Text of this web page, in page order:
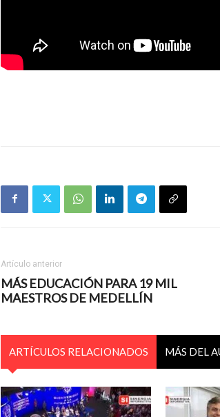
Artículo anterior
MÁS EDUCACIÓN PARA 19 MIL
MAESTROS DE MEDELLÍN
ARTÍCULOS RELACIONADOS MÁS DEL